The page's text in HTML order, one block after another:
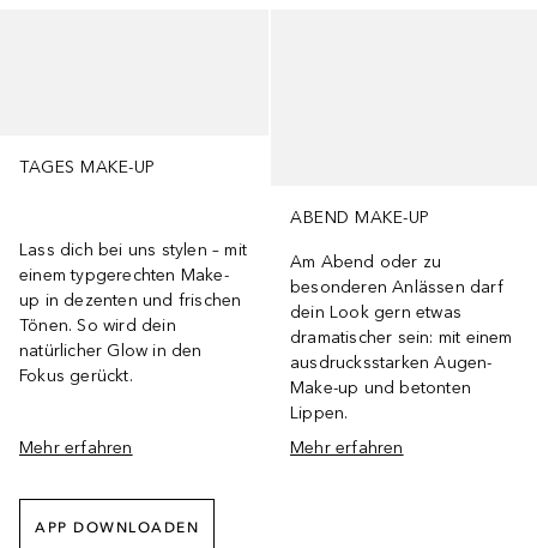
TAGES MAKE-UP
Lass dich bei uns stylen – mit
einem typgerechten Make-
up in dezenten und frischen
Tönen. So wird dein
natürlicher Glow in den
Fokus gerückt.
Mehr erfahren
ABEND MAKE-UP
Am Abend oder zu
besonderen Anlässen darf
dein Look gern etwas
dramatischer sein: mit einem
ausdrucksstarken Augen-
Make-up und betonten
Lippen.
Mehr erfahren
APP DOWNLOADEN